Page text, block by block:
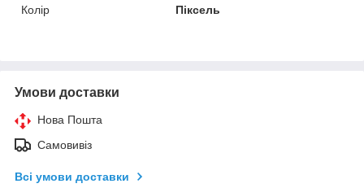
Колір
Піксель
Умови доставки
Нова Пошта
Самовивіз
Всі умови доставки